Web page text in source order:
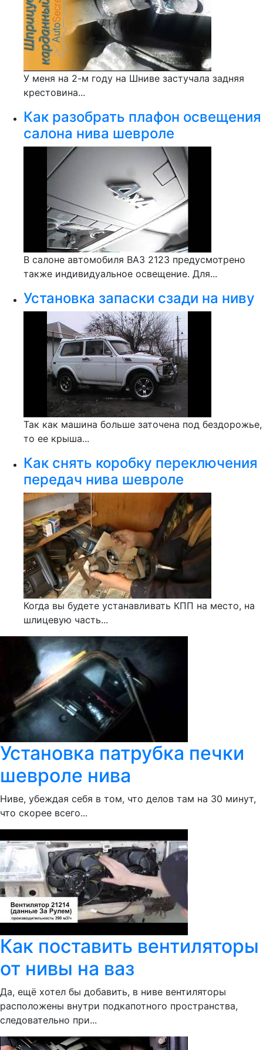
У меня на 2-м году на Шниве застучала задняя
крестовина...
Как разобрать плафон освещения
салона нива шевроле
В салоне автомобиля ВАЗ 2123 предусмотрено
также индивидуальное освещение. Для...
Установка запаски сзади на ниву
Так как машина больше заточена под бездорожье,
то ее крыша...
Как снять коробку переключения
передач нива шевроле
Когда вы будете устанавливать КПП на место, на
шлицевую часть...
Установка патрубка печки
шевроле нива
Ниве, убеждая себя в том, что делов там на 30 минут,
что скорее всего...
Как поставить вентиляторы
от нивы на ваз
Да, ещё хотел бы добавить, в ниве вентиляторы
расположены внутри подкапотного пространства,
следовательно при...